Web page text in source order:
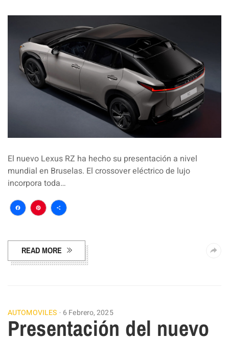
El nuevo Lexus RZ ha hecho su presentación a nivel
mundial en Bruselas. El crossover eléctrico de lujo
incorpora toda…
Facebook
Pinterest
Compartir
READ MORE
AUTOMOVILES 6 Febrero, 2025
Presentación del nuevo